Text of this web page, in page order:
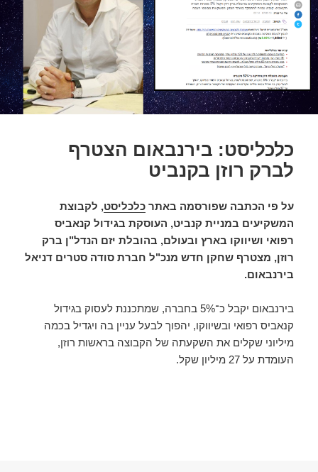
כלכליסט: בירנבאום הצטרף
לברק רוזן בקנביט
על פי הכתבה שפורסמה באתרכלכליסט, לקבוצת
המשקיעים במניית קנביט, העוסקת בגידול קנאביס
רפואי ושיווקו בארץ ובעולם, בהובלת יזם הנדל"ן ברק
רוזן, מצטרף שחקן חדש מנכ"ל חברת סודה סטרים דניאל
בירנבאום.
בירנבאום יקבל כ־5% בחברה, שמתכננת לעסוק בגידול
קנאביס רפואי ובשיווקו, יהפוך לבעל עניין בה ויגדיל בכמה
מיליוני שקלים את השקעתה של הקבוצה בראשות רוזן,
העומדת על 27 מיליון שקל.